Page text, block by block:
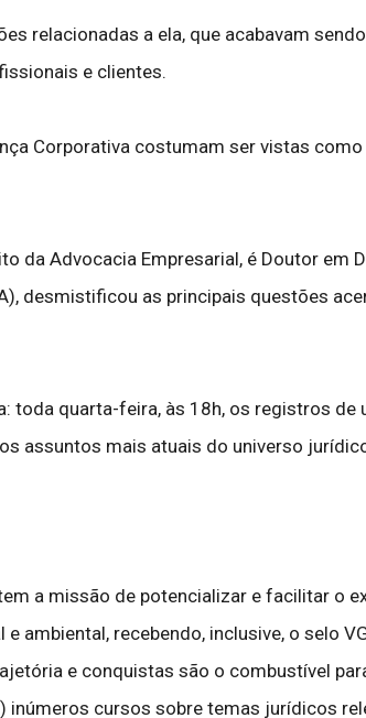
relacionadas a ela, que acabavam
e clientes.
Corporativa costumam ser vistas como
da Advocacia Empresarial, é Doutor em
desmistificou as principais questões
toda quarta-feira, às 18h, os registros de
assuntos mais atuais do universo
a missão de potencializar e facilitar o
ambiental, recebendo, inclusive, o selo
e conquistas são o combustível
cursos sobre temas jurídicos